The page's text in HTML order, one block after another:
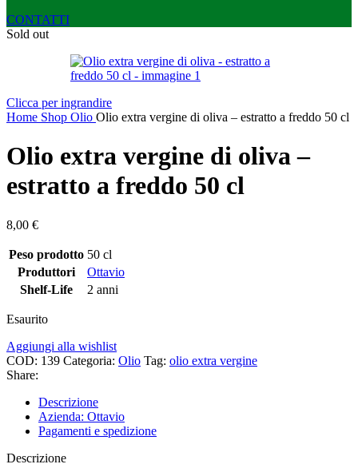
CONTATTI
Sold out
Clicca per ingrandire
Home Shop Olio Olio extra vergine di oliva – estratto a freddo 50 cl
Olio extra vergine di oliva –
estratto a freddo 50 cl
8,00 €
Peso prodotto 50 cl
Produttori
Ottavio
Shelf-Life
2 anni
Esaurito
Aggiungi alla wishlist
COD: 139 Categoria: Olio Tag: olio extra vergine
Share:
Descrizione
Azienda: Ottavio
Pagamenti e spedizione
Descrizione